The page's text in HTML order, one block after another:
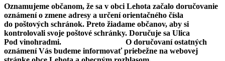
Oznamujeme občanom, že sa v obci Lehota začalo doručovanie
oznámení o zmene adresy a určení orientačného čísla
do poštových schránok. Preto žiadame občanov, aby si
kontrolovali svoje poštové schránky. Doručuje sa Ulica
Pod vinohradmi. O doručovaní ostatných
oznámení Vás budeme informovať priebežne na webovej